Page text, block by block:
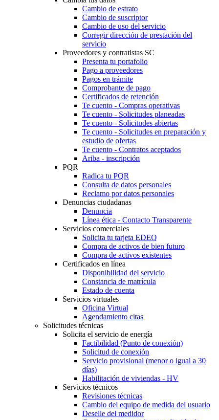
Cambio de estrato
Cambio de suscriptor
Cambio de uso del servicio
Corregir dirección de prestación del
servicio
Proveedores y contratistas SC
Presenta tu portafolio
Pago a proveedores
Pagos en trámite
Comprobante de pago
Certificados de retención
Te cuento - Compras operativas
Te cuento - Solicitudes planeadas
Te cuento - Solicitudes abiertas
Te cuento - Solicitudes en preparación y
estudio de ofertas
Te cuento - Contratos aceptados
Ariba - inscripción
PQR
Radica tu PQR
Consulta de datos personales
Reclamo por datos personales
Denuncias ciudadanas
Denuncia
Línea ética - Contacto Transparente
Servicios comerciales
Solicita tu tarjeta EDEQ
Compra de activos de bien futuro
Compra de activos existentes
Certificados en línea
Disponibilidad del servicio
Constancia de matrícula
Estado de cuenta
Servicios virtuales
Oficina Virtual
Agendamiento citas
Solicitudes técnicas
Solicita el servicio de energía
Factibilidad (Punto de conexión)
Solicitud de conexión
Servicio provisional (menor o igual a 30
días)
Habilitación de viviendas - HV
Servicios técnicos
Revisiones técnicas
Cambio del equipo de medida del usuario
Deselle del medidor